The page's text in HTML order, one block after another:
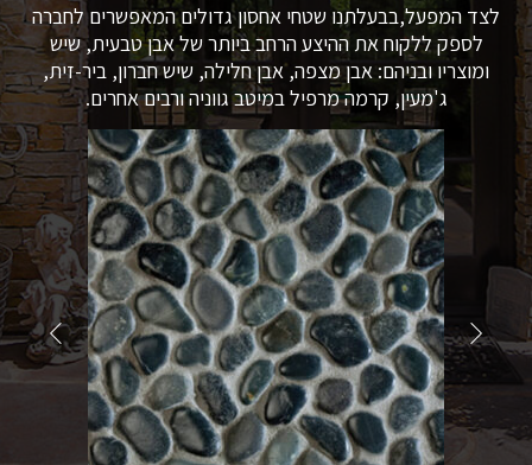
לצד המפעל,בבעלתנו שטחי אחסון גדולים המאפשרים לחברה
לספק ללקוח את ההיצע הרחב ביותר של אבן טבעית, שיש
ומוצריו ובניהם: אבן מצפה, אבן חלילה, שיש חברון, ביר-זית,
ג'מעין, קרמה מרפיל במיטב גווניה ורבים אחרים.